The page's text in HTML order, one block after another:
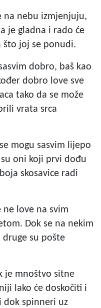
na nebu izmjenjuju,
je gladna i rado će
što joj se ponudi.
dobro, baš kao
dobro love sve
tako da se može
vrata srca
mogu sasvim lijepo
oni koji prvi dođu
skosavice radi
ne love na svim
Dok se na nekim
druge su pošte
je mnoštvo sitne
lako će doskočiti i
dok spinneri uz